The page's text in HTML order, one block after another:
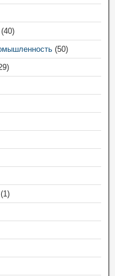
(50)
(1)